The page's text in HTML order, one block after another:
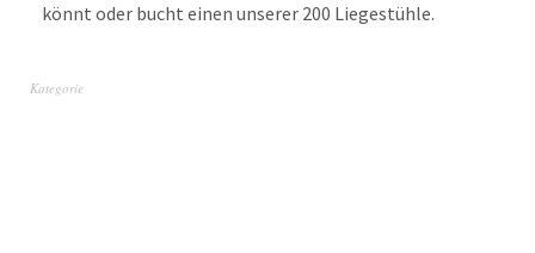
könnt oder bucht einen unserer 200 Liegestühle.
Kategorie